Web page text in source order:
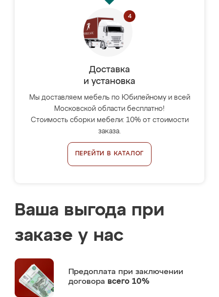
Доставка
и установка
Мы доставляем мебель по Юбилейному и всей
Московской области бесплатно!
Стоимость сборки мебели: 10% от стоимости
заказа.
ПЕРЕЙТИ В КАТАЛОГ
Ваша выгода при
заказе у нас
Предоплата при заключении
договора всего 10%